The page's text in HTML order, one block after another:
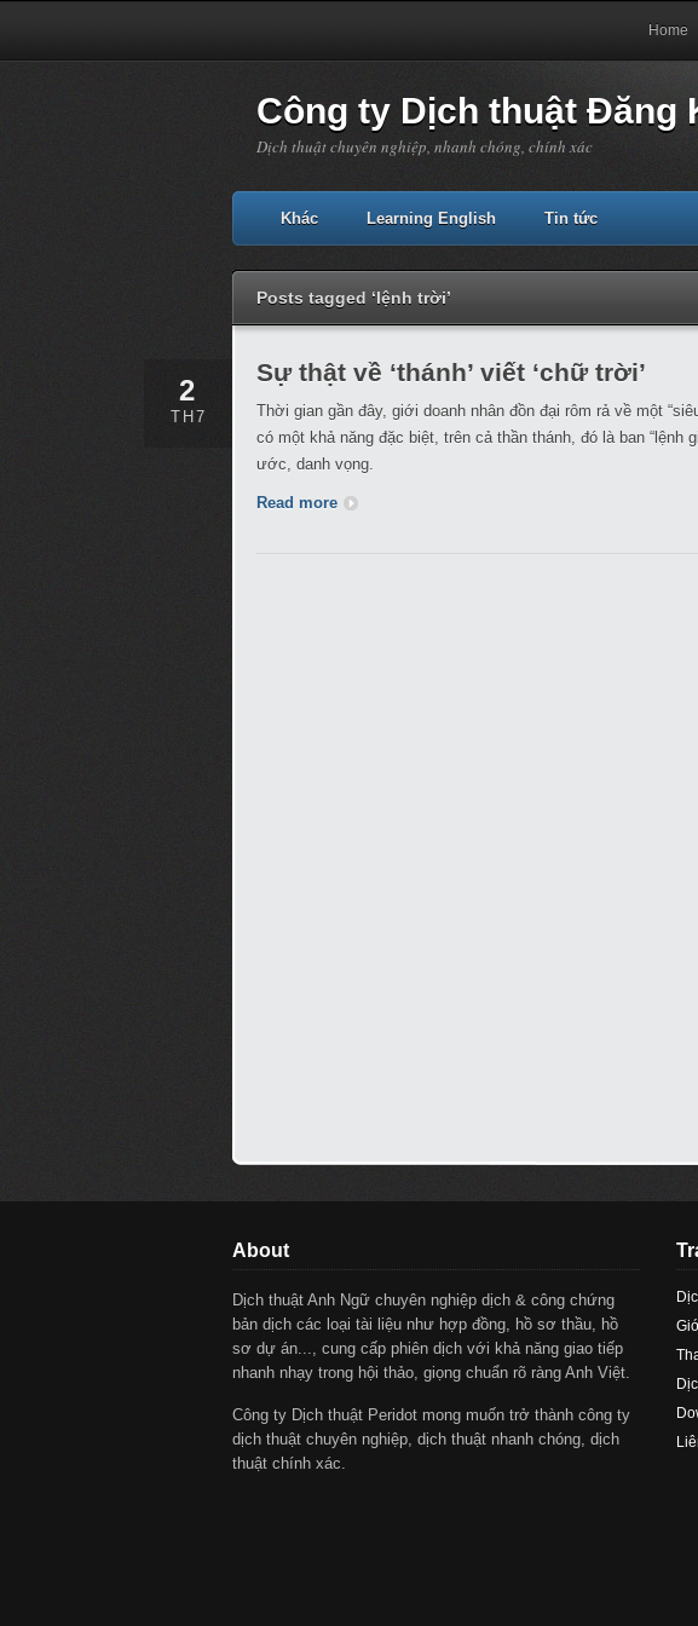
Home
Công ty Dịch thuật Đăng
Dịch thuật chuyên nghiệp, nhanh chóng, chính xác
Khác Learning English Tin tức
Posts tagged ‘lệnh trời’
2
TH7
Sự thật về ‘thánh’ viết ‘chữ trời’
Thời gian gần đây, giới doanh nhân đồn đại rôm rả về một
có một khả năng đặc biệt, trên cả thần thánh, đó là ban
ước, danh vọng.
Read more
About
Dịch thuật Anh Ngữ chuyên nghiệp dịch & công chứng
bản dịch các loại tài liệu như hợp đồng, hồ sơ thầu, hồ
sơ dự án..., cung cấp phiên dịch với khả năng giao tiếp
nhanh nhạy trong hội thảo, giọng chuẩn rõ ràng Anh Việt.
Công ty Dịch thuật Peridot mong muốn trở thành công ty
dịch thuật chuyên nghiệp, dịch thuật nhanh chóng, dịch
thuật chính xác.